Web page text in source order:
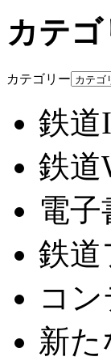
カテ
カテゴリー
鉄道
鉄道
電子
鉄道
コ
新た